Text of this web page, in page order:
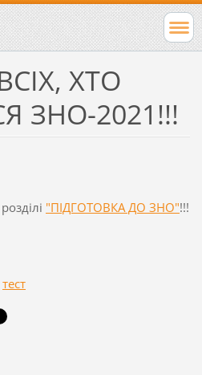
ХТО
ЗНО-2021!!!
"ПІДГОТОВКА ДО ЗНО"!!!
тест